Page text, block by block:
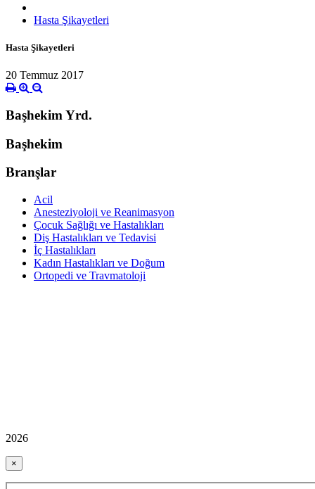
Hasta Şikayetleri
Hasta Şikayetleri
20 Temmuz 2017
Başhekim Yrd.
Başhekim
Branşlar
Acil
Anesteziyoloji ve Reanimasyon
Çocuk Sağlığı ve Hastalıkları
Diş Hastalıkları ve Tedavisi
İç Hastalıkları
Kadın Hastalıkları ve Doğum
Ortopedi ve Travmatoloji
2026
×